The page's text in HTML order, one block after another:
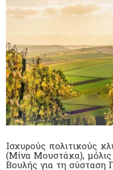
Ισχυρούς πολιτικούς
(Μίνα Μουστάκα),
Βουλής για τη σύσταση